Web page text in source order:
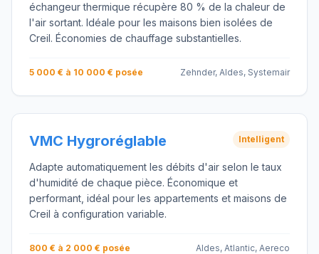
échangeur thermique récupère 80 % de la chaleur de
l'air sortant. Idéale pour les maisons bien isolées de
Creil. Économies de chauffage substantielles.
5 000 € à 10 000 € posée Zehnder, Aldes, Systemair
VMC Hygroréglable Intelligent
Adapte automatiquement les débits d'air selon le taux
d'humidité de chaque pièce. Économique et
performant, idéal pour les appartements et maisons de
Creil à configuration variable.
800 € à 2 000 € posée Aldes, Atlantic, Aereco